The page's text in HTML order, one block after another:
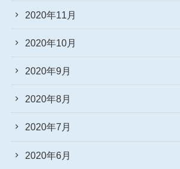
2020年11月
2020年10月
2020年9月
2020年8月
2020年7月
2020年6月